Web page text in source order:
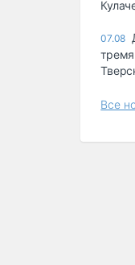
07.08
Все